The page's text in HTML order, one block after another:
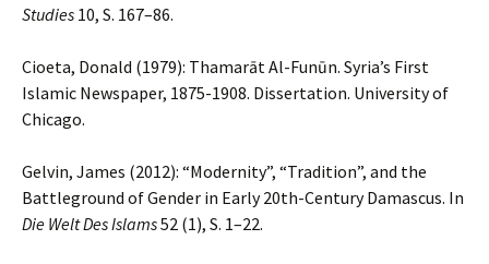
Studies 10, S. 167–86.
Cioeta, Donald (1979): Thamarāt Al-Funūn. Syria’s First
Islamic Newspaper, 1875-1908. Dissertation. University of
Chicago.
Gelvin, James (2012): “Modernity”, “Tradition”, and the
Battleground of Gender in Early 20th-Century Damascus. In
Die Welt Des Islams52 (1), S. 1–22.